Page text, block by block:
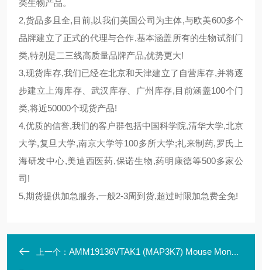
类生物产品。
2,货品多且全,目前,以我们美国公司为主体,与欧美600多个
品牌建立了正式的代理与合作,基本涵盖所有的生物试剂门
类,特别是二三线高质量品牌产品,优势更大!
3,现货库存,我们已经在北京和天津建立了自营库存,并将逐
步建立上海库存、武汉库存、广州库存,目前涵盖100个门
类,将近50000个现货产品!
4,优质的信誉,我们的客户群包括中国科学院,清华大学,北京
大学,复旦大学,南京大学等100多所大学;礼来制药,罗氏上
海研发中心,美迪西医药,保诺生物,药明康德等500多家公
司!
5,期货提供加急服务,一般2-3周到货,超过时限加急费全免!
上一个： AMM19136VTAK1 (MAP3K7) Mouse Monoclonal Antibody Clone ID: